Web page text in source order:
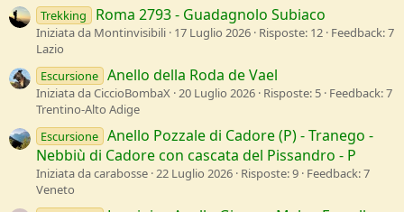
Trekking
Roma 2793 - Guadagnolo Subiaco
Iniziata da Montinvisibili 17 Luglio 2026 Risposte: 12 Feedback: 7
Lazio
Escursione Anello della Roda de Vael
Iniziata da CiccioBombaX 20 Luglio 2026 Risposte: 5 Feedback: 7
Trentino-Alto Adige
Escursione Anello Pozzale di Cadore (P) - Tranego -
Nebbiù di Cadore con cascata del Pissandro - P
Iniziata da carabosse 22 Luglio 2026 Risposte: 9 Feedback: 7
Veneto